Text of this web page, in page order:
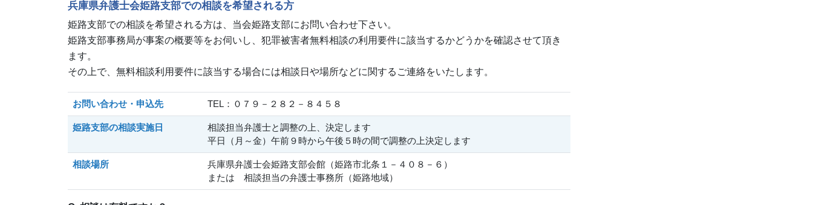
兵庫県弁護士会姫路支部での相談を希望される方
姫路支部での相談を希望される方は、当会姫路支部にお問い合わせ下さい。
姫路支部事務局が事案の概要等をお伺いし、犯罪被害者無料相談の利用要件に該当するかどうかを確認させて頂き
ます。
その上で、無料相談利用要件に該当する場合には相談日や場所などに関するご連絡をいたします。
お問い合わせ・申込先 TEL：０７９－２８２－８４５８
姫路支部の相談実施日
相談担当弁護士と調整の上、決定します
平日（月～金）午前９時から午後５時の間で調整の上決定します
相談場所
兵庫県弁護士会姫路支部会館（姫路市北条１－４０８－６）
または 相談担当の弁護士事務所（姫路地域）